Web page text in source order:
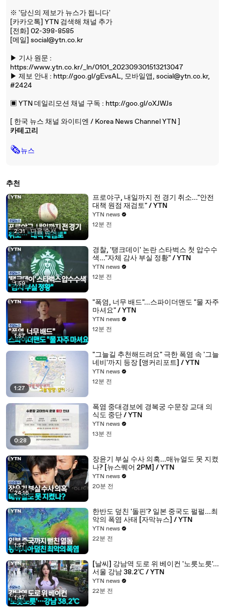
※ '당신의 제보가 뉴스가 됩니다'
[카카오톡] YTN 검색해 채널 추가
[전화] 02-398-8585
[메일] social@ytn.co.kr
▶ 기사 원문 :
https://www.ytn.co.kr/_ln/0101_202309301513213047
▶ 제보 안내 : http://goo.gl/gEvsAL, 모바일앱, social@ytn.co.kr,
#2424
▣ YTN 데일리모션 채널 구독 : http://goo.gl/oXJWJs
[ 한국 뉴스 채널 와이티엔 / Korea News Channel YTN ]
카테고리
🗞뉴스
추천
2:31 | 다음 순서
프로야구, 내일까지 전 경기 취소..."안전
대책 원점 재검토" / YTN
YTN news
12분 전
1:59
경찰, '탱크데이' 논란 스타벅스 첫 압수수
색..."자체 감사 부실 정황" / YTN
YTN news
12분 전
1:57
"폭염, 너무 배드"...스파이더맨도 "물 자주
마셔요" / YTN
YTN news
12분 전
1:27
"그늘길 추천해드려요" 극한 폭염 속 '그늘
네비'까지 등장 [앵커리포트] / YTN
YTN news
12분 전
0:28
폭염 중대경보에 경복궁 수문장 교대 의
식도 중단 / YTN
YTN news
13분 전
24:16
장윤기 부실 수사 의혹...매뉴얼도 못 지켰
나? [뉴스퀘어 2PM] / YTN
YTN news
20분 전
1:57
한반도 덮친 '돌핀'? 일본 중국도 펄펄...최
악의 폭염 사태 [자막뉴스] / YTN
YTN news
22분 전
1:47
[날씨] 강남역 도로 위 베이컨 '노릇노릇'...
서울 강남 38.2℃ / YTN
YTN news
22분 전